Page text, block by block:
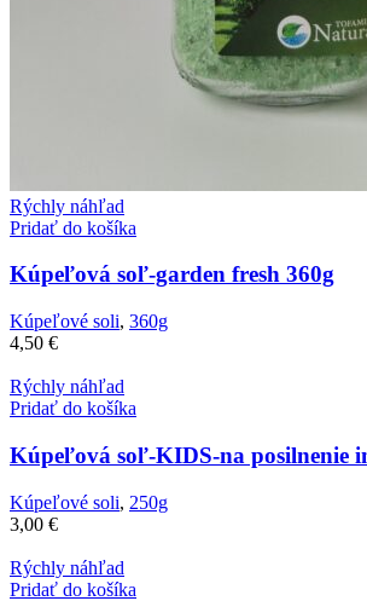
Rýchly náhľad
Pridať do košíka
Kúpeľová soľ-garden fresh 360g
Kúpeľové soli, 360g
4,50 €
Rýchly náhľad
Pridať do košíka
Kúpeľová soľ-KIDS-na posilnenie
Kúpeľové soli, 250g
3,00 €
Rýchly náhľad
Pridať do košíka